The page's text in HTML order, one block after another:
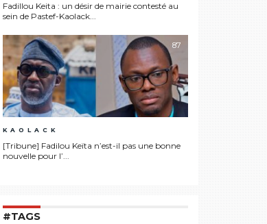
Fadillou Keita : un désir de mairie contesté au
sein de Pastef-Kaolack...
87
KAOLACK
[Tribune] Fadilou Keïta n’est-il pas une bonne
nouvelle pour l’...
#TAGS